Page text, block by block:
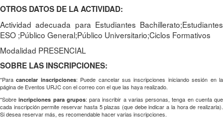
OTROS DATOS DE LA ACTIVIDAD:
Actividad adecuada para Estudiantes Bachillerato;Estudiantes
ESO ;Público General;Público Universitario;Ciclos Formativos
Modalidad PRESENCIAL
SOBRE LAS INSCRIPCIONES:
*Para cancelar inscripciones: Puede cancelar sus inscripciones iniciando sesión en la
página de Eventos URJC con el correo con el que las haya realizado.
*Sobreincripciones para grupos: para inscribir a varias personas, tenga en cuenta que
cada inscripción permite reservar hasta 5 plazas (que debe indicar a la hora de realizarla).
Si desea reservar más, es recomendable hacer varias inscripciones.